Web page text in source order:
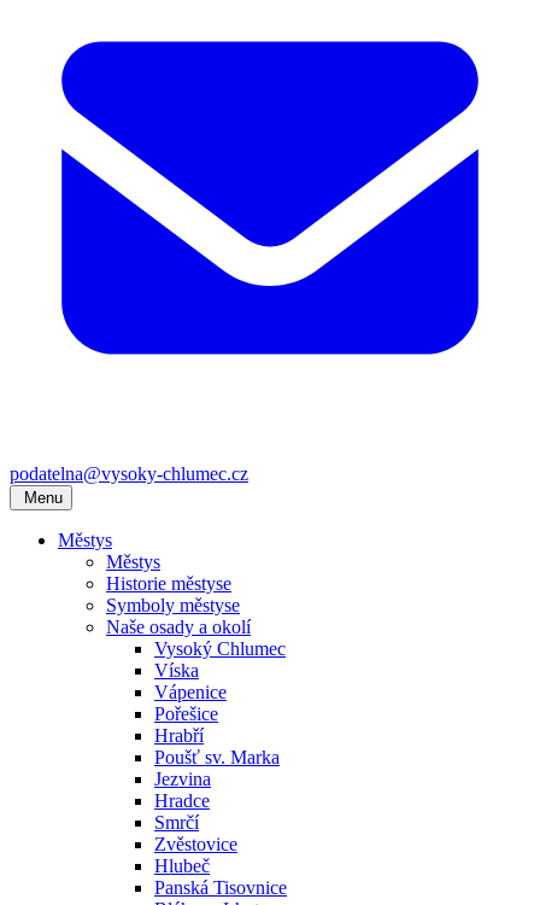
podatelna@vysoky-chlumec.cz
Menu
Městys
Městys
Historie městyse
Symboly městyse
Naše osady a okolí
Vysoký Chlumec
Víska
Vápenice
Pořešice
Hrabří
Poušť sv. Marka
Jezvina
Hradce
Smrčí
Zvěstovice
Hlubeč
Panská Tisovnice